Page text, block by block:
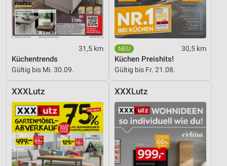
31,5 km
Küchentrends
Gültig bis Mi. 30.09.
30,5 km
Küchen Preishits!
Gültig bis Fr. 21.08.
XXXLutz XXXLutz